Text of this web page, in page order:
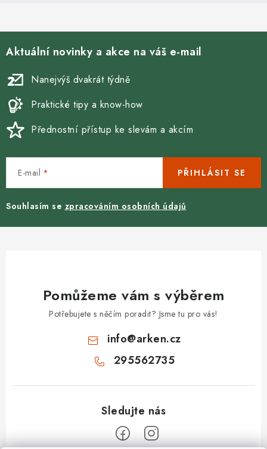
Aktuální novinky a akce na váš e-mail
Nanejvýš dvakrát týdně
Praktické tipy a know-how
Přednostní přístup ke slevám a akcím
E-mail
Souhlasím se zpracováním osobních údajů
PŘIHLÁSIT SE
Pomůžeme vám s výběrem
Potřebujete s něčím poradit? Jsme tu pro vás!
info@arken.cz
295562735